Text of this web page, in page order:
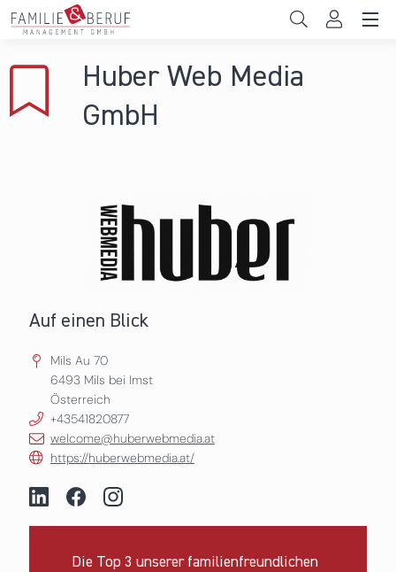
Direkt zum Inhalt
Gemeinden
Huber Web Media
GmbH
Auf einen Blick
Mils Au 70
6493 Mils bei Imst
Österreich
+43541820877
welcome@huberwebmedia.at
https://huberwebmedia.at/
Die Top 3 unserer familienfreundlichen